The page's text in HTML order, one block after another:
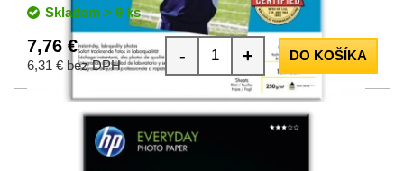
Skladom > 9 ks
7,76 €
6,31 € bez DPH - + DO KOŠÍKA